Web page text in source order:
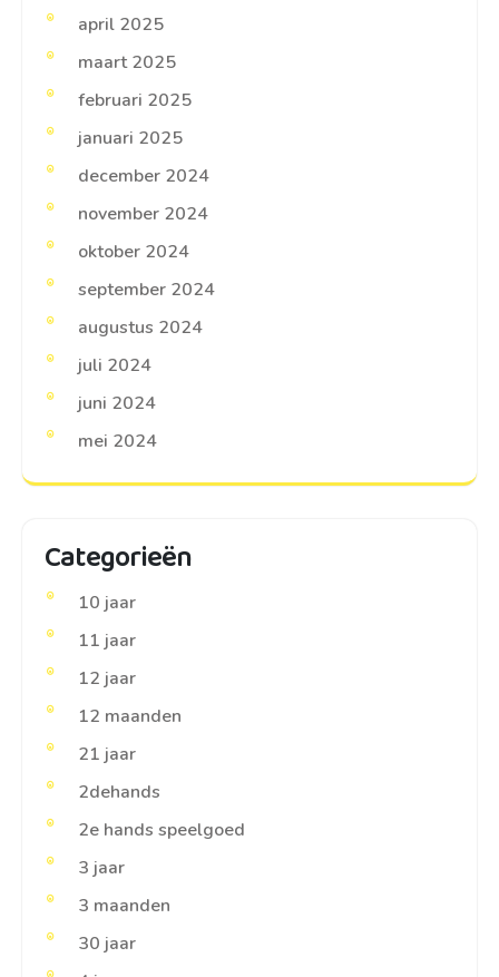
april 2025
maart 2025
februari 2025
januari 2025
december 2024
november 2024
oktober 2024
september 2024
augustus 2024
juli 2024
juni 2024
mei 2024
Categorieën
10 jaar
11 jaar
12 jaar
12 maanden
21 jaar
2dehands
2e hands speelgoed
3 jaar
3 maanden
30 jaar